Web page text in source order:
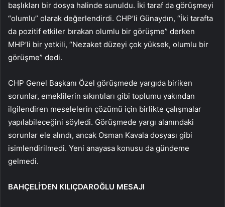
başlıkları bir dosya halinde sunuldu. İki taraf da görüşmeyi
“olumlu” olarak değerlendirdi. CHP’li Günaydın, “İki tarafta
da pozitif etkiler bırakan olumlu bir görüşme” derken
MHP’li bir yetkili, “Nezaket düzeyi çok yüksek, olumlu bir
görüşme” dedi.
CHP Genel Başkanı Özel görüşmede yargıda biriken
sorunlar, emeklilerin sıkıntıları gibi toplumu yakından
ilgilendiren meselelerin çözümü için birlikte çalışmalar
yapılabileceğini söyledi. Görüşmede yargı alanındaki
sorunlar ele alındı, ancak Osman Kavala dosyası gibi
isimlendirilmedi. Yeni anayasa konusu da gündeme
gelmedi.
BAHÇELİ’DEN KILIÇDAROĞLU MESAJI